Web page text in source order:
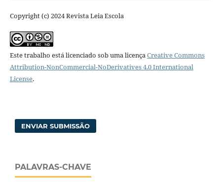
Copyright (c) 2024 Revista Leia Escola
Este trabalho está licenciado sob uma licençaCreative Commons
Attribution-NonCommercial-NoDerivatives 4.0 International
License.
ENVIAR SUBMISSÃO
PALAVRAS-CHAVE